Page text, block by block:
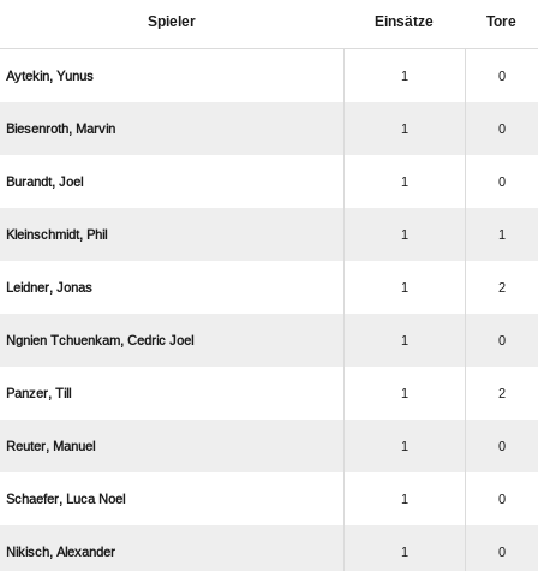
Spieler Einsätze Tore
  1 0
  1 0
  1 0
  1 1
  1 2
    1 0
  1 2
  1 0
   1 0
  1 0